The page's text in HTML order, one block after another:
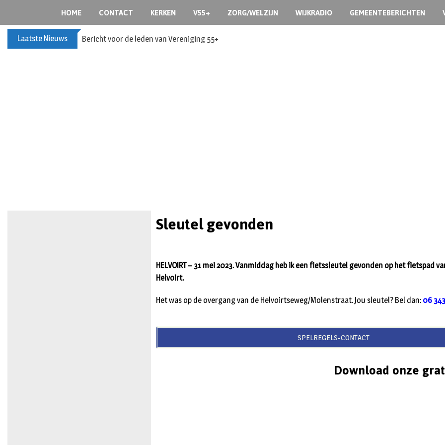
HOME CONTACT KERKEN V55+ ZORG/WELZIJN WIJKRADIO GEMEENTEBERICHTEN
Laatste Nieuws Bericht voor de leden van Vereniging 55+
Sleutel gevonden
HELVOIRT – 31 mei 2023. Vanmiddag heb ik een fietssleutel gevonden op het fietspad
Helvoirt.
Het was op de overgang van de Helvoirtseweg/Molenstraat. Jou sleutel? Bel dan: 06
SPELREGELS-CONTACT
Download onze